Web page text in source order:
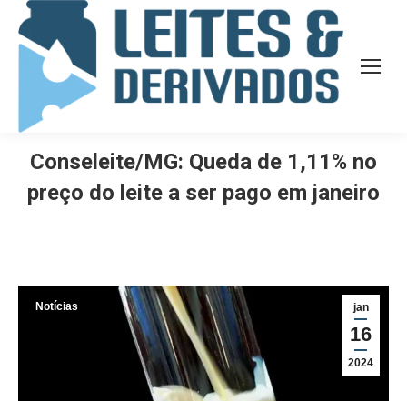
Conseleite/MG: Queda de 1,11% no
preço do leite a ser pago em janeiro
jan
16
2024
Notícias